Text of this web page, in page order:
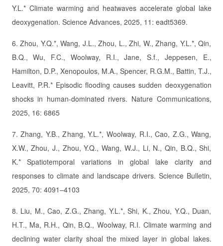
Y.L.* Climate warming and heatwaves accelerate global lake
deoxygenation. Science Advances, 2025, 11: eadt5369.
6. Zhou, Y.Q.*, Wang, J.L., Zhou, L., Zhi, W., Zhang, Y.L.*, Qin,
B.Q., Wu, F.C., Woolway, R.I., Jane, S.f., Jeppesen, E.,
Hamilton, D.P., Xenopoulos, M.A., Spencer, R.G.M., Battin, T.J.,
Leavitt, P.R.* Episodic flooding causes sudden deoxygenation
shocks in human-dominated rivers. Nature Communications,
2025, 16: 6865
7. Zhang, Y.B., Zhang, Y.L.*, Woolway, R.I., Cao, Z.G., Wang,
X.W., Zhou, J., Zhou, Y.Q., Wang, W.J., Li, N., Qin, B.Q., Shi,
K.* Spatiotemporal variations in global lake clarity and
responses to climate and landscape drivers. Science Bulletin,
2025, 70: 4091–4103
8. Liu, M., Cao, Z.G., Zhang, Y.L.*, Shi, K., Zhou, Y.Q., Duan,
H.T., Ma, R.H., Qin, B.Q., Woolway, R.I. Climate warming and
declining water clarity shoal the mixed layer in global lakes.